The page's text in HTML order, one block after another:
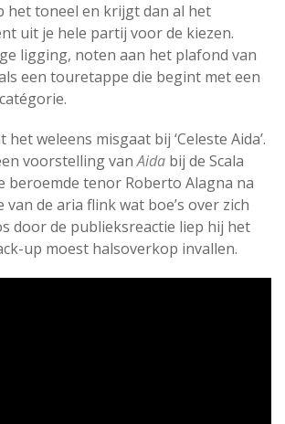
het toneel en krijgt dan al het
uit je hele partij voor de kiezen.
ligging, noten aan het plafond van
een touretappe die begint met een
weleens misgaat bij ‘Celeste Aida’.
voorstelling vanAida bij de Scala
beroemde tenor Roberto Alagna na
de aria flink wat boe’s over zich
door de publieksreactie liep hij het
up moest halsoverkop invallen.